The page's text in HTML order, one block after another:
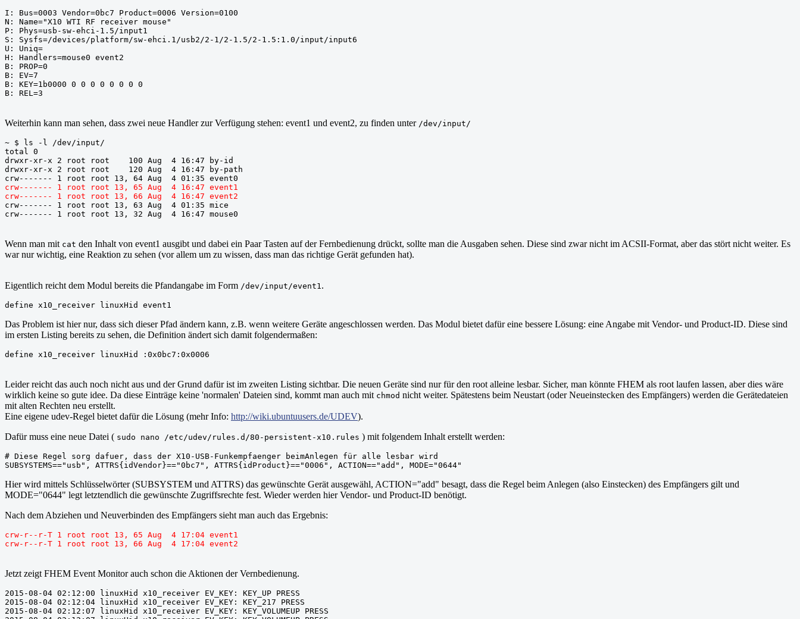
I: Bus=0003 Vendor=0bc7 Product=0006 Version=0100
N: Name="X10 WTI RF receiver mouse"
P: Phys=usb-sw-ehci-1.5/input1
S: Sysfs=/devices/platform/sw-ehci.1/usb2/2-1/2-1.5/2-1.5:1.0/input/input6
U: Uniq=
H: Handlers=mouse0 event2
B: PROP=0
B: EV=7
B: KEY=1b0000 0 0 0 0 0 0 0 0
B: REL=3
Weiterhin kann man sehen, dass zwei neue Handler zur Verfügung stehen: event1 und event2, zu finden unter /dev/input/
~ $ ls -l /dev/input/
total 0
drwxr-xr-x 2 root root    100 Aug  4 16:47 by-id
drwxr-xr-x 2 root root    120 Aug  4 16:47 by-path
crw------- 1 root root 13, 64 Aug  4 01:35 event0
crw------- 1 root root 13, 65 Aug  4 16:47 event1
crw------- 1 root root 13, 66 Aug  4 16:47 event2
crw------- 1 root root 13, 63 Aug  4 01:35 mice
crw------- 1 root root 13, 32 Aug  4 16:47 mouse0
Wenn man mit cat den Inhalt von event1 ausgibt und dabei ein Paar Tasten auf der Fernbedienung drückt, sollte man die Ausgaben sehen. Diese sind zwar nicht im ACSII-Format, aber das stört nicht weiter. Es
war nur wichtig, eine Reaktion zu sehen (vor allem um zu wissen, dass man das richtige Gerät gefunden hat).
Eigentlich reicht dem Modul bereits die Pfandangabe im Form /dev/input/event1 .
define x10_receiver linuxHid event1
Das Problem ist hier nur, dass sich dieser Pfad ändern kann, z.B. wenn weitere Geräte angeschlossen werden. Das Modul bietet dafür eine bessere Lösung: eine Angabe mit Vendor- und Product-ID. Diese sind
im ersten Listing bereits zu sehen, die Definition ändert sich damit folgendermaßen:
define x10_receiver linuxHid :0x0bc7:0x0006
Leider reicht das auch noch nicht aus und der Grund dafür ist im zweiten Listing sichtbar. Die neuen Geräte sind nur für den root alleine lesbar. Sicher, man könnte FHEM als root laufen lassen, aber dies wäre
wirklich keine so gute idee. Da diese Einträge keine 'normalen' Dateien sind, kommt man auch mit chmod nicht weiter. Spätestens beim Neustart (oder Neueinstecken des Empfängers) werden die Gerätedateien
mit alten Rechten neu erstellt.
Eine eigene udev-Regel bietet dafür die Lösung (mehr Info: http://wiki.ubuntuusers.de/UDEV).
Dafür muss eine neue Datei ( sudo nano /etc/udev/rules.d/80-persistent-x10.rules ) mit folgendem Inhalt erstellt werden:
# Diese Regel sorg dafuer, dass der X10-USB-Funkempfaenger beimAnlegen für alle lesbar wird
SUBSYSTEMS=="usb", ATTRS{idVendor}=="0bc7", ATTRS{idProduct}=="0006", ACTION=="add", MODE="0644"
Hier wird mittels Schlüsselwörter (SUBSYSTEM und ATTRS) das gewünschte Gerät ausgewähl, ACTION="add" besagt, dass die Regel beim Anlegen (also Einstecken) des Empfängers gilt und
MODE="0644" legt letztendlich die gewünschte Zugriffsrechte fest. Wieder werden hier Vendor- und Product-ID benötigt.
Nach dem Abziehen und Neuverbinden des Empfängers sieht man auch das Ergebnis:
crw-r--r-T 1 root root 13, 65 Aug  4 17:04 event1
crw-r--r-T 1 root root 13, 66 Aug  4 17:04 event2
Jetzt zeigt FHEM Event Monitor auch schon die Aktionen der Vernbedienung.
2015-08-04 02:12:00 linuxHid x10_receiver EV_KEY: KEY_UP PRESS
2015-08-04 02:12:04 linuxHid x10_receiver EV_KEY: KEY_217 PRESS
2015-08-04 02:12:07 linuxHid x10_receiver EV_KEY: KEY_VOLUMEUP PRESS